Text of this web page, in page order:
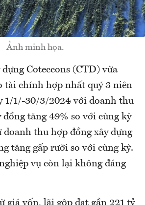
Ảnh minh họa.
Coteccons (CTD) vừa
tài chính hợp nhất quý 3 niên
1/1/-30/3/2024 với doanh thu
đồng tăng 49% so với cùng kỳ
doanh thu hợp đồng xây dựng
tăng gấp rưỡi so với cùng kỳ.
vụ còn lại không đáng